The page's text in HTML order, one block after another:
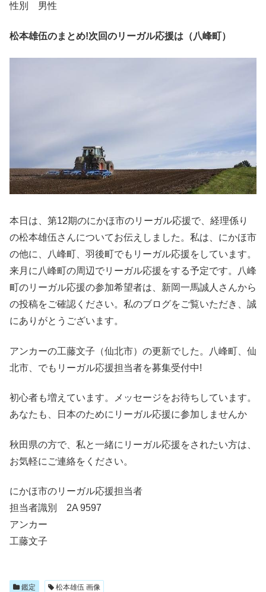
性別 男性
松本雄伍のまとめ!次回のリーガル応援は（八峰町）
本日は、第12期のにかほ市のリーガル応援で、経理係り
の松本雄伍さんについてお伝えしました。私は、にかほ市
の他に、八峰町、羽後町でもリーガル応援をしています。
来月に八峰町の周辺でリーガル応援をする予定です。八峰
町のリーガル応援の参加希望者は、新岡一馬誠人さんから
の投稿をご確認ください。私のブログをご覧いただき、誠
にありがとうございます。
アンカーの工藤文子（仙北市）の更新でした。八峰町、仙
北市、でもリーガル応援担当者を募集受付中!
初心者も増えています。メッセージをお待ちしています。
あなたも、日本のためにリーガル応援に参加しませんか
秋田県の方で、私と一緒にリーガル応援をされたい方は、
お気軽にご連絡をください。
にかほ市のリーガル応援担当者
担当者識別 2A 9597
アンカー
工藤文子
鑑定 松本雄伍 画像